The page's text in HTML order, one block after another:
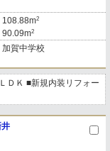
108.88m2
90.09m2
加賀中学校
ＤＫ ■新規内装リフォー
井